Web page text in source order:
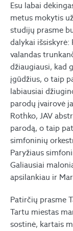
Esu labai
metus mokytis
studijų prasme
dalykai išsiskyrė:
valandas
džiaugiausi, kad
įgūdžius, o taip
labiausiai
parodų įvairovė
Rothko, JAV
parodą, o taip
simfoninių
Paryžiaus
Galiausiai
apsilankiau ir
Patirčių prasme
Tartu miestas
sostinė, kartais